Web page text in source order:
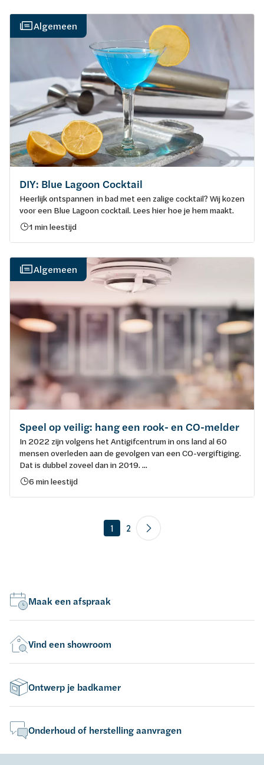
Algemeen
DIY: Blue Lagoon Cocktail
Heerlijk ontspannen in bad met een zalige cocktail? Wij kozen
voor een Blue Lagoon cocktail. Lees hier hoe je hem maakt.
1 min leestijd
Algemeen
Speel op veilig: hang een rook- en CO-melder
In 2022 zijn volgens het Antigifcentrum in ons land al 60
mensen overleden aan de gevolgen van een CO-vergiftiging.
Dat is dubbel zoveel dan in 2019. ...
6 min leestijd
1 2
Maak een afspraak
Vind een showroom
Ontwerp je badkamer
Onderhoud of herstelling aanvragen